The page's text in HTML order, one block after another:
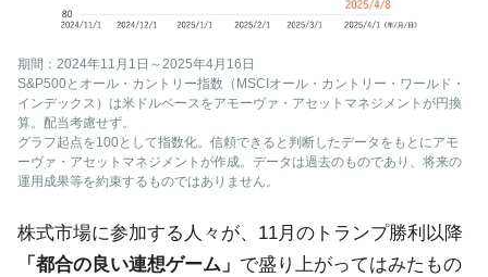
期間：2024年11月1日～2025年4月16日
S&P500とオール・カントリー指数（MSCIオール・カントリー・ワールド・
インデックス）は米ドルベースをアモーヴァ・アセットマネジメントが円換
算。配当考慮せず。
グラフ起点を100として指数化。信頼できると判断したデータをもとにアモ
ーヴァ・アセットマネジメントが作成。データは過去のものであり、将来の
運用成果等を約束するものではありません。
株式市場に参加する人々が、11月のトランプ勝利以降
「都合の良い連想ゲーム」 で盛り上がってはみたもの